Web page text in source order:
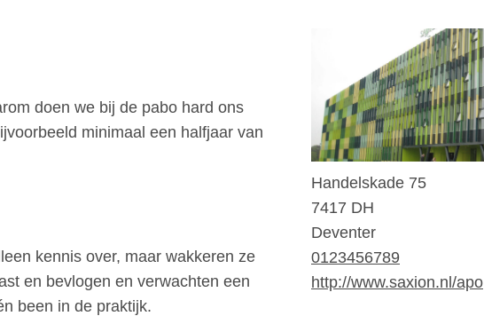
doen we bij de pabo hard ons
minimaal een halfjaar van
kennis over, maar wakkeren ze
en bevlogen en verwachten een
been in de praktijk.
Handelskade 75
7417 DH
Deventer
0123456789
http://www.saxion.nl/apo